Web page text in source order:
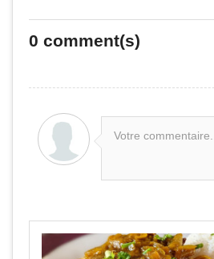
0 comment(s)
Votre commentaire...